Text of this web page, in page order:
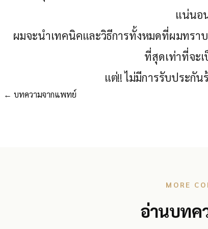
แน่นอ
ผมจะนำเทคนิคและวิธีการทั้งหมดที่ผมทรา
ที่สุดเท่าที่จะ
แต่!! ไม่มีการรับประกั
← บทความจากแพทย์
MORE
อ่านบทค